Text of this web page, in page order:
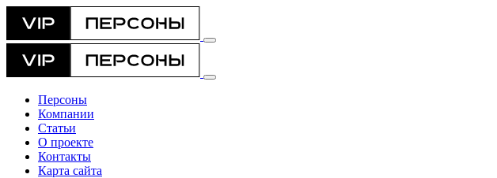
Персоны
Компании
Статьи
О проекте
Контакты
Карта сайта